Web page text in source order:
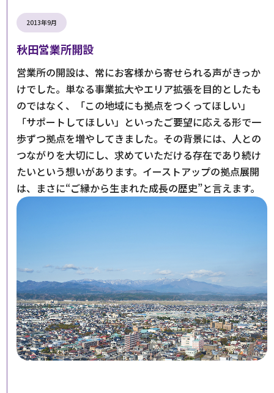
2013年9月
秋田営業所開設
営業所の開設は、常にお客様から寄せられる声がきっか
けでした。単なる事業拡大やエリア拡張を目的としたも
のではなく、「この地域にも拠点をつくってほしい」
「サポートしてほしい」といったご要望に応える形で一
歩ずつ拠点を増やしてきました。その背景には、人との
つながりを大切にし、求めていただける存在であり続け
たいという想いがあります。イーストアップの拠点展開
は、まさに“ご縁から生まれた成長の歴史”と言えます。